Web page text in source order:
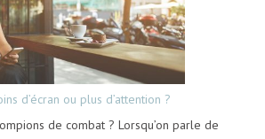
d’écran ou plus d’attention ?
de combat ? Lorsqu’on parle de